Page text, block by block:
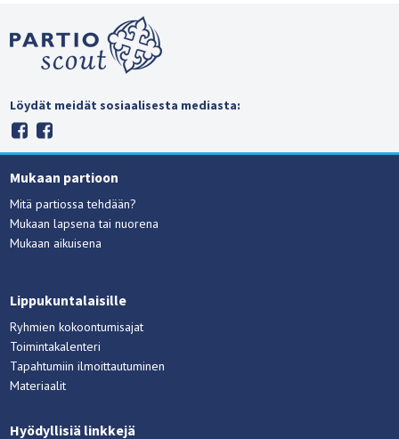
Löydät meidät sosiaalisesta mediasta:
Mukaan partioon
Mitä partiossa tehdään?
Mukaan lapsena tai nuorena
Mukaan aikuisena
Lippukuntalaisille
Ryhmien kokoontumisajat
Toimintakalenteri
Tapahtumiin ilmoittautuminen
Materiaalit
Hyödyllisiä linkkejä